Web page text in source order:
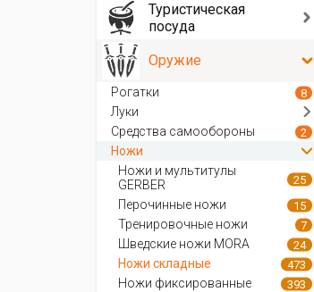
Туристическая
посуда
Оружие
Рогатки 8
Луки
Средства самообороны
2
Ножи
Ножи и мультитулы
GERBER
25
Перочинные ножи 15
Тренировочные ножи 7
Шведские ножи MORA 24
Ножи складные 473
Ножи фиксированные 393